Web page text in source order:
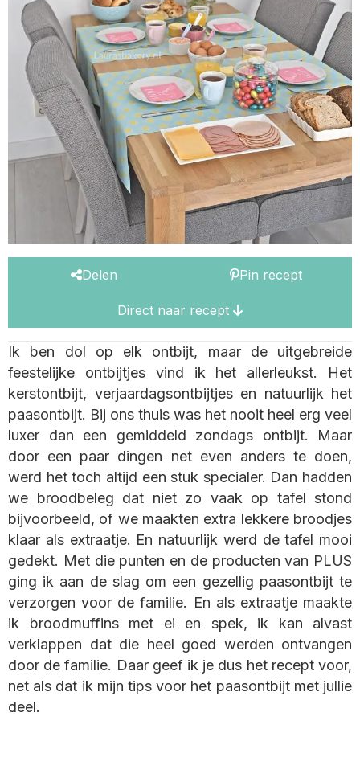
Delen Pin recept
Direct naar recept
Ik ben dol op elk ontbijt, maar de uitgebreide
feestelijke ontbijtjes vind ik het allerleukst. Het
kerstontbijt, verjaardagsontbijtjes en natuurlijk het
paasontbijt. Bij ons thuis was het nooit heel erg veel
luxer dan een gemiddeld zondags ontbijt. Maar
door een paar dingen net even anders te doen,
werd het toch altijd een stuk specialer. Dan hadden
we broodbeleg dat niet zo vaak op tafel stond
bijvoorbeeld, of we maakten extra lekkere broodjes
klaar als extraatje. En natuurlijk werd de tafel mooi
gedekt. Met die punten en de producten van PLUS
ging ik aan de slag om een gezellig paasontbijt te
verzorgen voor de familie. En als extraatje maakte
ik broodmuffins met ei en spek, ik kan alvast
verklappen dat die heel goed werden ontvangen
door de familie. Daar geef ik je dus het recept voor,
net als dat ik mijn tips voor het paasontbijt met jullie
deel.